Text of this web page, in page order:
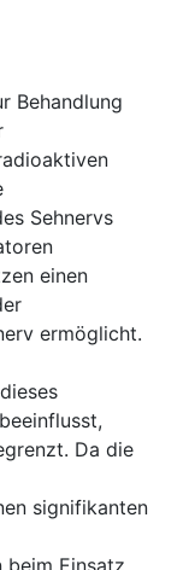
Behandlung
Sehnervs
einen
ermöglicht.
Da die
signifikanten
beim Einsatz